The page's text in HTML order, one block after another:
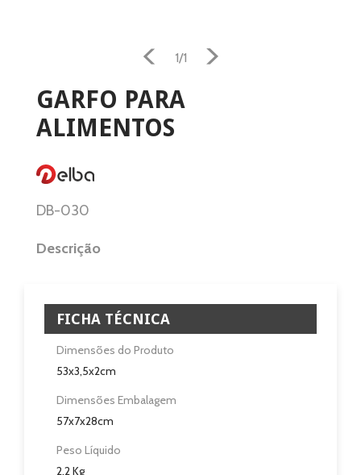
Aquecimento
Salamandra
Ventilação
Sobre
Revendedores
Assistência Técnica
1/1
GARFO PARA
ALIMENTOS
DB-030
Descrição
FICHA TÉCNICA
Dimensões do Produto
53x3,5x2cm
Dimensões Embalagem
57x7x28cm
Peso Líquido
2,2 Kg